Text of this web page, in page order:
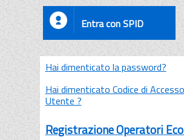
Entra con SPID
Hai dimenticato la password?
Hai dimenticato Codice di
Utente ?
Registrazione Operatori